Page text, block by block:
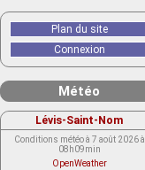
Plan du site
Connexion
Météo
Lévis-Saint-Nom
Conditions météo à 7 août 2026 à
08h09min
OpenWeather